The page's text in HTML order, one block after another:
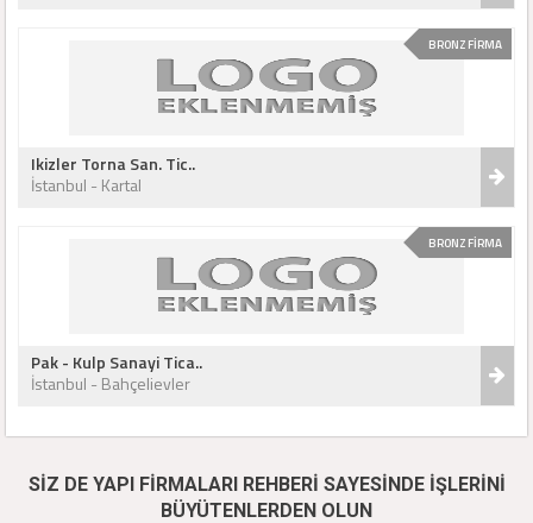
BRONZ FİRMA
Ikizler Torna San. Tic..
İstanbul - Kartal
BRONZ FİRMA
Pak - Kulp Sanayi Tica..
İstanbul - Bahçelievler
SİZ DE YAPI FİRMALARI REHBERİ SAYESİNDE İŞLERİNİ
BÜYÜTENLERDEN OLUN